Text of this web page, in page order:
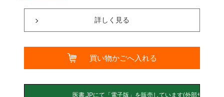
詳しく見る
買い物かごへ入れる